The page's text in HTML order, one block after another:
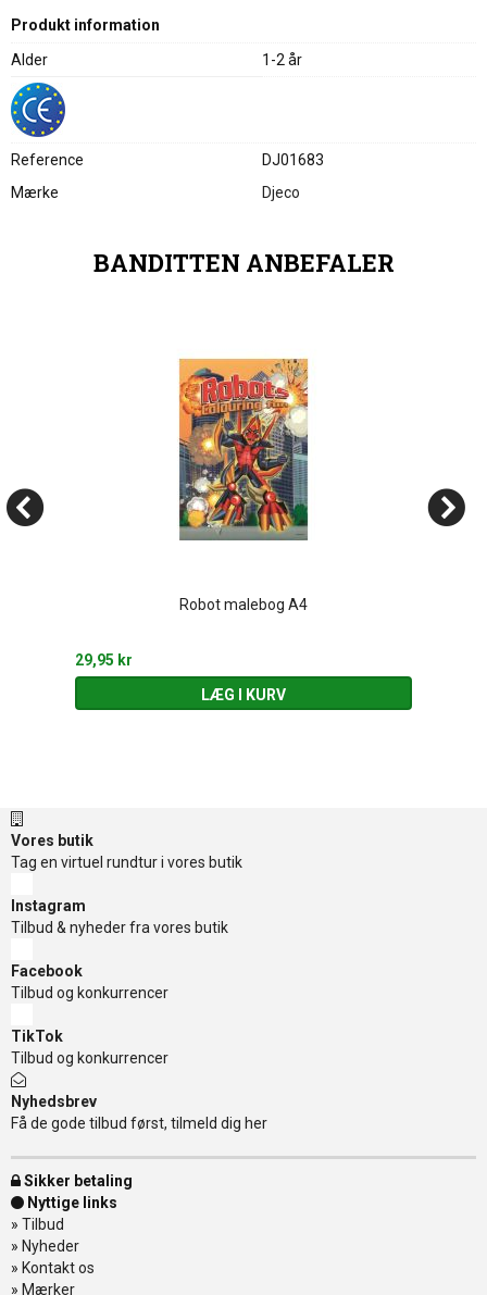
Produkt information
Alder
1-2 år
Reference
DJ01683
Mærke
Djeco
BANDITTEN ANBEFALER
Robot malebog A4
29,95 kr
LÆG I KURV
Vores butik
Tag en virtuel rundtur i vores butik
Instagram
Tilbud & nyheder fra vores butik
Facebook
Tilbud og konkurrencer
TikTok
Tilbud og konkurrencer
Nyhedsbrev
Få de gode tilbud først, tilmeld dig her
Sikker betaling
Nyttige links
» Tilbud
» Nyheder
» Kontakt os
» Mærker